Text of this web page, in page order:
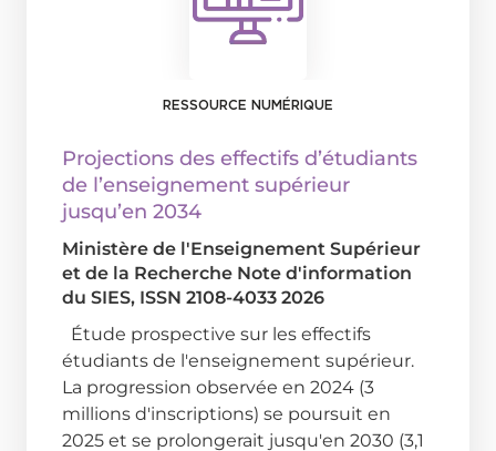
RESSOURCE NUMÉRIQUE
Projections des effectifs d’étudiants
de l’enseignement supérieur
jusqu’en 2034
Ministère de l'Enseignement Supérieur
et de la Recherche Note d'information
du SIES, ISSN 2108-4033 2026
Étude prospective sur les effectifs
étudiants de l'enseignement supérieur.
La progression observée en 2024 (3
millions d'inscriptions) se poursuit en
2025 et se prolongerait jusqu'en 2030 (3,1